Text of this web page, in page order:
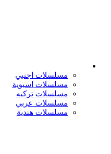
مسلسلات اجنبي
مسلسلات اسيوية
مسلسلات تركيه
مسلسلات عربي
مسلسلات هندية